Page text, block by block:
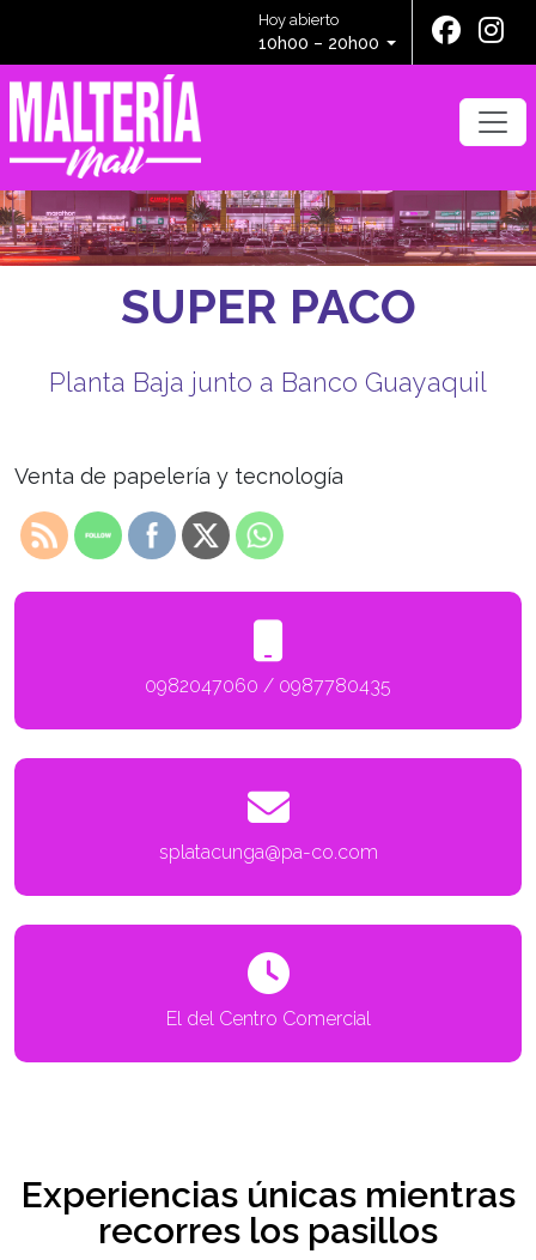
Hoy abierto
10h00 – 20h00
SUPER PACO
Planta Baja junto a Banco Guayaquil
Venta de papelería y tecnología
0982047060 / 0987780435
splatacunga@pa-co.com
El del Centro Comercial
Experiencias únicas mientras
recorres los pasillos